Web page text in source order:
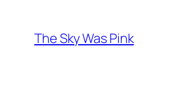
contenido
The Sky Was Pink